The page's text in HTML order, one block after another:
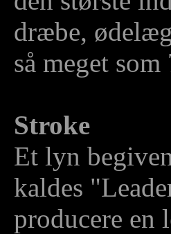
dræbe,
så meget
Stroke
Et lyn
kaldes
producere en